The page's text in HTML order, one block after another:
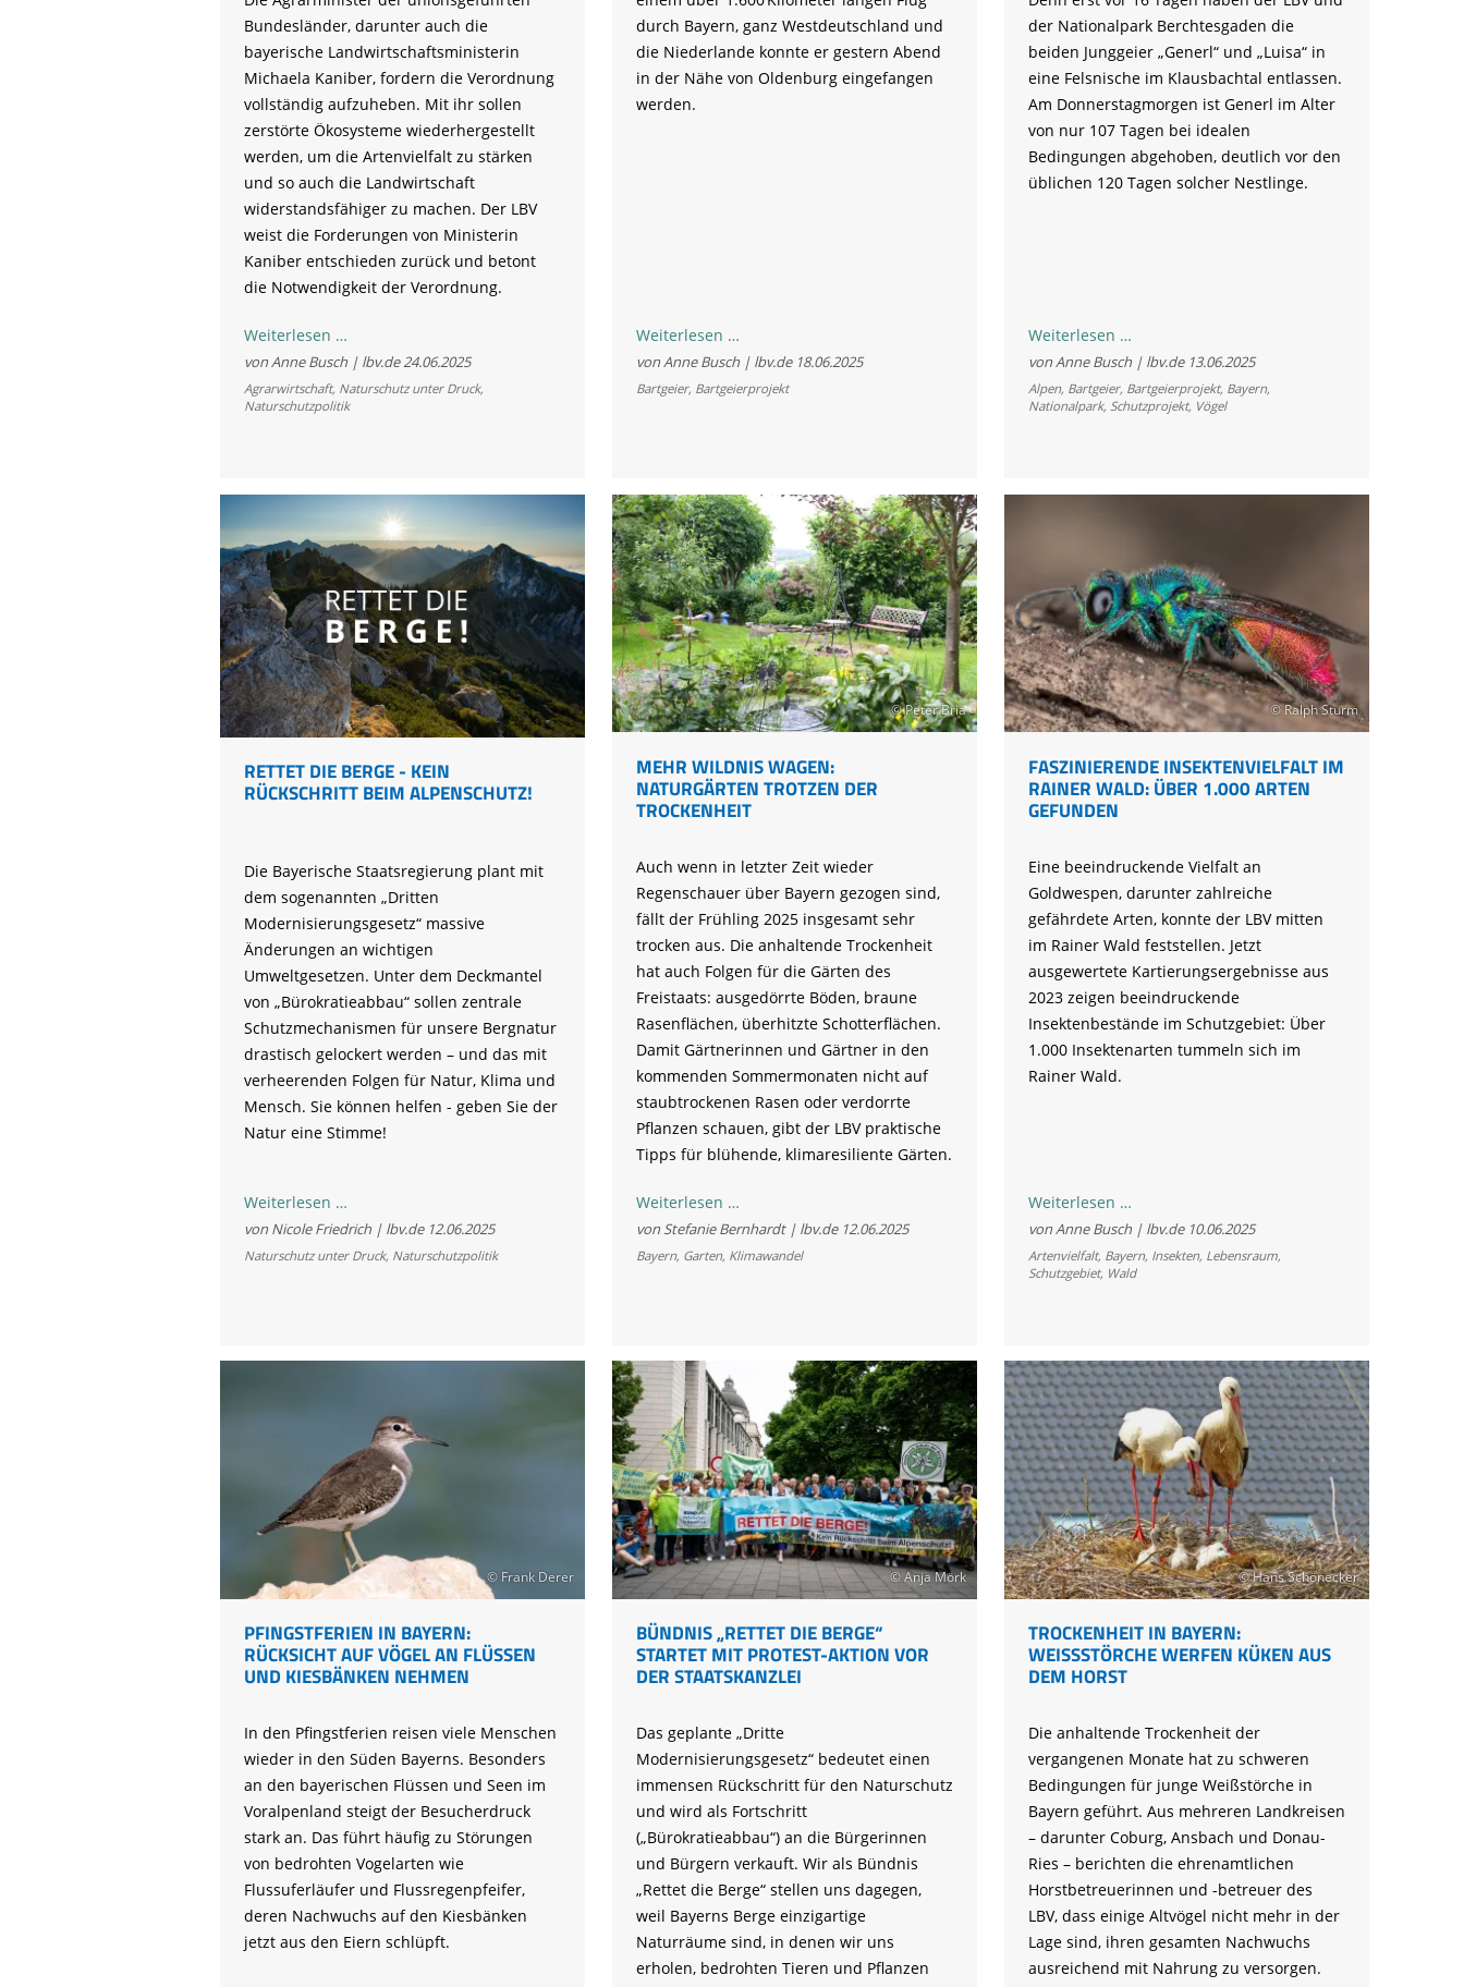
Bundesländer, darunter auch die
bayerische Landwirtschaftsministerin
Michaela Kaniber, fordern die Verordnung
vollständig aufzuheben. Mit ihr sollen
zerstörte Ökosysteme wiederhergestellt
werden, um die Artenvielfalt zu stärken
und so auch die Landwirtschaft
widerstandsfähiger zu machen. Der LBV
weist die Forderungen von Ministerin
Kaniber entschieden zurück und betont
die Notwendigkeit der Verordnung.
Weiterlesen …Unangebrachte
Kritik
an
der
von Anne Busch | lbv.de24.06.2025
Agrarwirtschaft, Naturschutz unter Druck,
Naturschutzpolitik
durch Bayern, ganz Westdeutschland und
die Niederlande konnte er gestern Abend
in der Nähe von Oldenburg eingefangen
werden.
Weiterlesen …Bartgeier
Vinzenz
auf
von Anne Busch | lbv.de 18.06.2025
Bartgeier, Bartgeierprojekt
der Nationalpark Berchtesgaden die
beiden Junggeier „Generl“ und „Luisa“ in
eine Felsnische im Klausbachtal entlassen.
Am Donnerstagmorgen ist Generl im Alter
von nur 107 Tagen bei idealen
Bedingungen abgehoben, deutlich vor den
üblichen 120 Tagen solcher Nestlinge.
Weiterlesen …Frühstarterin
erobert
die
Lüfte:
hebt
von Anne Busch | lbv.de 13.06.2025
Alpen, Bartgeier, Bartgeierprojekt, Bayern,
Nationalpark, Schutzprojekt, Vögel
RETTET DIE BERGE - KEIN
RÜCKSCHRITT BEIM ALPENSCHUTZ!
Die Bayerische Staatsregierung plant mit
dem sogenannten „Dritten
Modernisierungsgesetz“ massive
Änderungen an wichtigen
Umweltgesetzen. Unter dem Deckmantel
von „Bürokratieabbau“ sollen zentrale
Schutzmechanismen für unsere Bergnatur
drastisch gelockert werden – und das mit
verheerenden Folgen für Natur, Klima und
Mensch. Sie können helfen - geben Sie der
Natur eine Stimme!
Weiterlesen …
die
Berge
beim
von Nicole Friedrich | lbv.de 12.06.2025
Naturschutz unter Druck, Naturschutzpolitik
© Peter Bria
MEHR WILDNIS WAGEN:
NATURGÄRTEN TROTZEN DER
TROCKENHEIT
Auch wenn in letzter Zeit wieder
Regenschauer über Bayern gezogen sind,
fällt der Frühling 2025 insgesamt sehr
trocken aus. Die anhaltende Trockenheit
hat auch Folgen für die Gärten des
Freistaats: ausgedörrte Böden, braune
Rasenflächen, überhitzte Schotterflächen.
Damit Gärtnerinnen und Gärtner in den
kommenden Sommermonaten nicht auf
staubtrockenen Rasen oder verdorrte
Pflanzen schauen, gibt der LBV praktische
Tipps für blühende, klimaresiliente Gärten.
Weiterlesen …
Wildnis
wagen:
Trockenheit
von Stefanie Bernhardt | lbv.de 12.06.2025
Bayern, Garten, Klimawandel
© Ralph Sturm
FASZINIERENDE INSEKTENVIELFALT IM
RAINER WALD: ÜBER 1.000 ARTEN
GEFUNDEN
Eine beeindruckende Vielfalt an
Goldwespen, darunter zahlreiche
gefährdete Arten, konnte der LBV mitten
im Rainer Wald feststellen. Jetzt
ausgewertete Kartierungsergebnisse aus
2023 zeigen beeindruckende
Insektenbestände im Schutzgebiet: Über
1.000 Insektenarten tummeln sich im
Rainer Wald.
Weiterlesen …
Insektenvielfalt
im
Rainer
1.000
Arten
gefunden
von Anne Busch | lbv.de 10.06.2025
Artenvielfalt, Bayern, Insekten, Lebensraum,
Schutzgebiet, Wald
© Frank Derer
PFINGSTFERIEN IN BAYERN:
RÜCKSICHT AUF VÖGEL AN FLÜSSEN
UND KIESBÄNKEN NEHMEN
In den Pfingstferien reisen viele Menschen
wieder in den Süden Bayerns. Besonders
an den bayerischen Flüssen und Seen im
Voralpenland steigt der Besucherdruck
stark an. Das führt häufig zu Störungen
von bedrohten Vogelarten wie
Flussuferläufer und Flussregenpfeifer,
deren Nachwuchs auf den Kiesbänken
jetzt aus den Eiern schlüpft.
© Anja Mörk
BÜNDNIS „RETTET DIE BERGE“
STARTET MIT PROTEST-AKTION VOR
DER STAATSKANZLEI
Das geplante „Dritte
Modernisierungsgesetz“ bedeutet einen
immensen Rückschritt für den Naturschutz
und wird als Fortschritt
(„Bürokratieabbau“) an die Bürgerinnen
und Bürgern verkauft. Wir als Bündnis
„Rettet die Berge“ stellen uns dagegen,
weil Bayerns Berge einzigartige
Naturräume sind, in denen wir uns
erholen, bedrohten Tieren und Pflanzen
© Hans Schönecker
TROCKENHEIT IN BAYERN:
WEISSSTÖRCHE WERFEN KÜKEN AUS D
EM HORST
Die anhaltende Trockenheit der
vergangenen Monate hat zu schweren
Bedingungen für junge Weißstörche in
Bayern geführt. Aus mehreren Landkreisen
– darunter Coburg, Ansbach und Donau-
Ries – berichten die ehrenamtlichen
Horstbetreuerinnen und -betreuer des
LBV, dass einige Altvögel nicht mehr in der
Lage sind, ihren gesamten Nachwuchs
ausreichend mit Nahrung zu versorgen.